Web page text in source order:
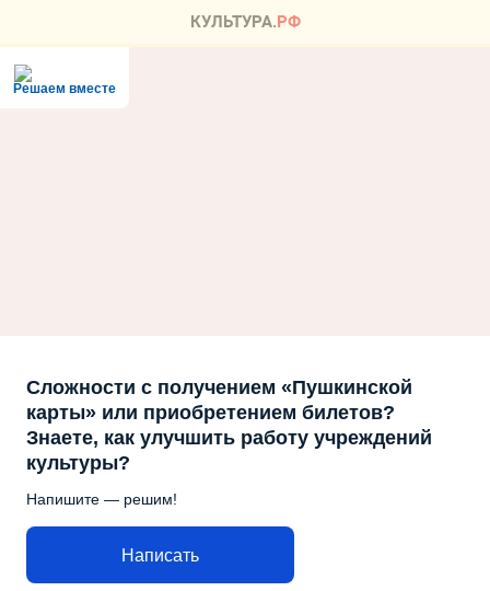
Решаем вместе
Сложности с получением «Пушкинской
карты» или приобретением билетов?
Знаете, как улучшить работу учреждений
культуры?
Напишите — решим!
Написать